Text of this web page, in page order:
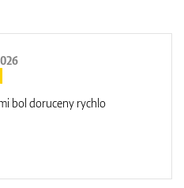
bol doruceny rychlo